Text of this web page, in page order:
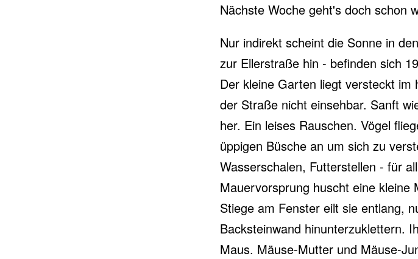
Nächste Woche geht's doch schon
Nur indirekt scheint die Sonne in
zur Ellerstraße hin - befinden sich
Der kleine Garten liegt versteckt im
der Straße nicht einsehbar. Sanft
her. Ein leises Rauschen. Vögel
üppigen Büsche an um sich zu
Wasserschalen, Futterstellen - für
Mauervorsprung huscht eine kleine
Stiege am Fenster eilt sie entlang,
Backsteinwand hinunterzuklettern.
Maus. Mäuse-Mutter und Mäuse-